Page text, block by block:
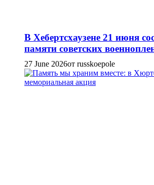
В Хебертсхаузене 21 июня
памяти советских
27 June 2026от russkoepole